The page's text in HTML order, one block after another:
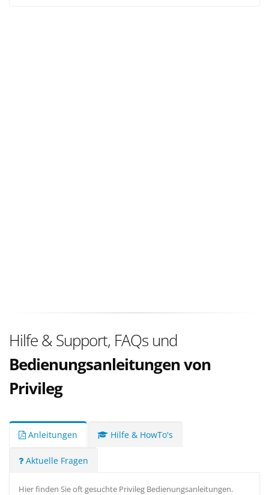
Hilfe & Support, FAQs und
Bedienungsanleitungen von
Privileg
Anleitungen Hilfe & HowTo's
Aktuelle Fragen
Hier finden Sie oft gesuchte Privileg Bedienungsanleitungen.